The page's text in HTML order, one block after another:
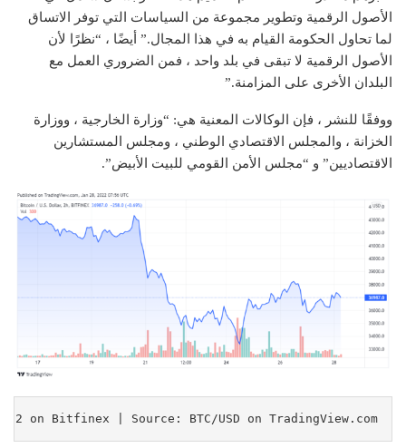
الأصول الرقمية وتطوير مجموعة من السياسات التي توفر الاتساق
لما تحاول الحكومة القيام به في هذا المجال.” أيضًا ، “نظرًا لأن
الأصول الرقمية لا تبقى في بلد واحد ، فمن الضروري العمل مع
البلدان الأخرى على المزامنة.”
ووفقًا للنشر ، فإن الوكالات المعنية هي: “وزارة الخارجية ، ووزارة
الخزانة ، والمجلس الاقتصادي الوطني ، ومجلس المستشارين
الاقتصاديين” و “مجلس الأمن القومي للبيت الأبيض”.
on Bitfinex | Source: BTC/USD on TradingView.com